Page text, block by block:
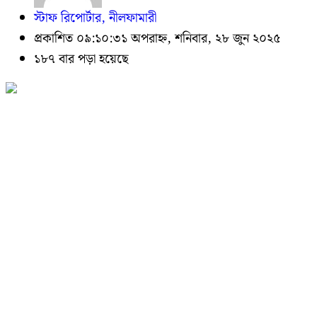
স্টাফ রিপোর্টার, নীলফামারী
প্রকাশিত ০৯:১০:৩১ অপরাহ্ন, শনিবার, ২৮ জুন ২০২৫
১৮৭ বার পড়া হয়েছে